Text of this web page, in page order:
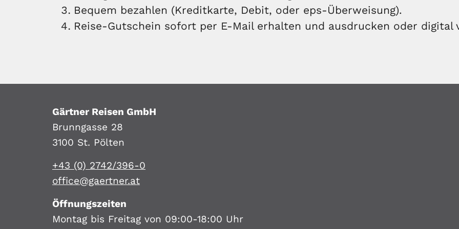
Bequem bezahlen (Kreditkarte, Debit, oder eps-Überweisung).
Reise-Gutschein sofort per E-Mail erhalten und ausdrucken oder digital
Gärtner Reisen GmbH
Brunngasse 28
3100 St. Pölten
+43 (0) 2742/396-0
office@gaertner.at
Öffnungszeiten
Montag bis Freitag von 09:00-18:00 Uhr